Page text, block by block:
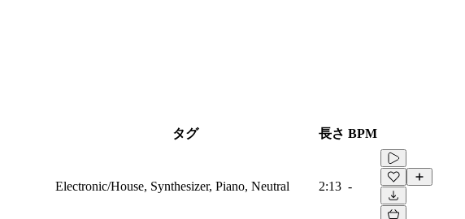
タグ 長さ BPM
Electronic/House, Synthesizer, Piano, Neutral 2:13 -